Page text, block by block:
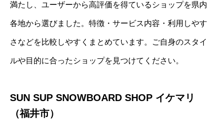
満たし、ユーザーから高評価を得ているショップを県内
各地から選びました。特徴・サービス内容・利用しやす
さなどを比較しやすくまとめています。ご自身のスタイ
ルや目的に合ったショップを見つけてください。
SUN SUP SNOWBOARD SHOP イケマリ
（福井市）